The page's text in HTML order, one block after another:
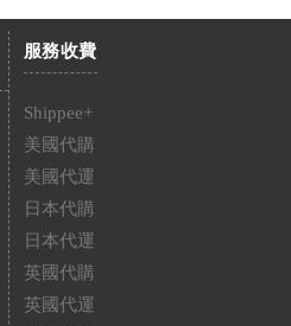
服務收費
Shippee+
美國代購
美國代運
日本代購
日本代運
英國代購
英國代運